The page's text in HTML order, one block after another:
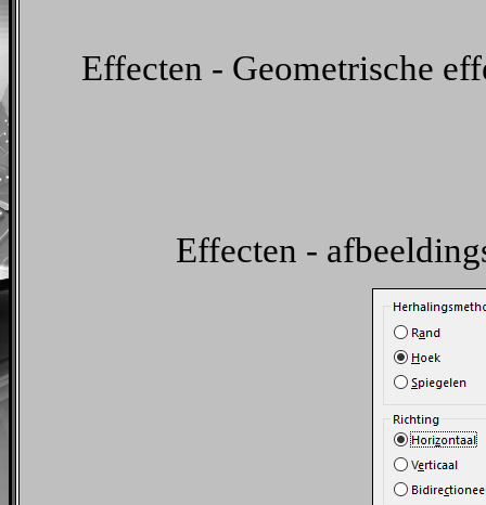
Effecten - Geometrische
Effecten -